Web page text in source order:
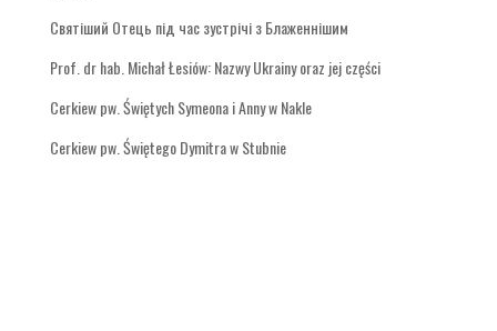
Святіший Отець під час зустрічі з Блаженнішим
Prof. dr hab. Michał Łesiów: Nazwy Ukrainy oraz jej części
Cerkiew pw. Świętych Symeona i Anny w Nakle
Cerkiew pw. Świętego Dymitra w Stubnie